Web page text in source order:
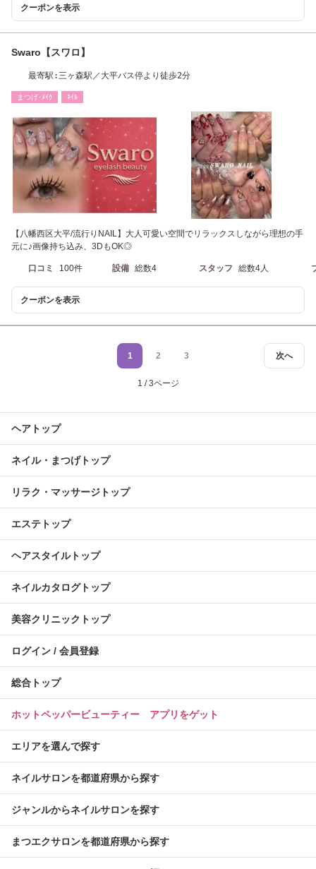
クーポンを表示
Swaro【スワロ】
最寄駅:三ヶ森駅／大平バス停より徒歩2分
まつげ･ﾒｲｸ ﾈｲﾙ
【八幡西区大平/流行りNAIL】大人可愛い空間でリラックスしながら理想の手
元に♪画像持ち込み、3DもOK◎
口コミ 100件 設備 総数4 スタッフ 総数4人
クーポンを表示
次へ
1 2 3
1 / 3ページ
ヘアトップ
ネイル・まつげトップ
リラク・マッサージトップ
エステトップ
ヘアスタイルトップ
ネイルカタログトップ
美容クリニックトップ
ログイン / 会員登録
総合トップ
ホットペッパービューティー アプリをゲット
エリアを選んで探す
ネイルサロンを都道府県から探す
ジャンルからネイルサロンを探す
まつエクサロンを都道府県から探す